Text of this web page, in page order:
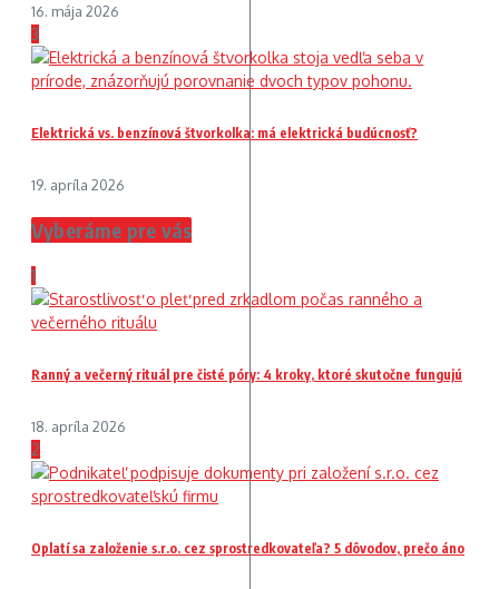
16. mája 2026
3
Elektrická vs. benzínová štvorkolka: má elektrická budúcnosť?
19. apríla 2026
Vyberáme pre vás
1
Ranný a večerný rituál pre čisté póry: 4 kroky, ktoré skutočne fungujú
18. apríla 2026
2
Oplatí sa založenie s.r.o. cez sprostredkovateľa? 5 dôvodov, prečo áno